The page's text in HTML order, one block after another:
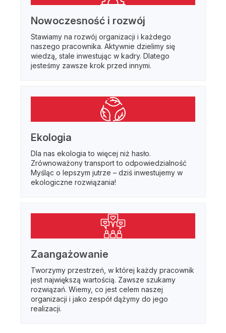
Nowoczesność i rozwój
Stawiamy na rozwój organizacji i każdego
naszego pracownika. Aktywnie dzielimy się
wiedzą, stale inwestując w kadry. Dlatego
jesteśmy zawsze krok przed innymi.
Ekologia
Dla nas ekologia to więcej niż hasło.
Zrównoważony transport to odpowiedzialność
Myśląc o lepszym jutrze – dziś inwestujemy w
ekologiczne rozwiązania!
Zaangażowanie
Tworzymy przestrzeń, w której każdy pracownik
jest największą wartością. Zawsze szukamy
rozwiązań. Wiemy, co jest celem naszej
organizacji i jako zespół dążymy do jego
realizacji.